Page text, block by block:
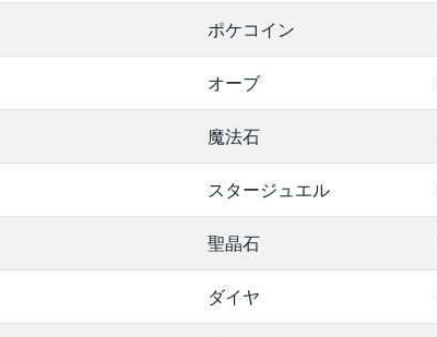
ポケコイン
オーブ
魔法石
スタージュエル
聖晶石
ダイヤ